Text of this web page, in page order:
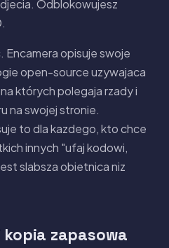
Odblokowujesz
Encamera opisuje swoje
open-source uzywajaca
których polegaja rzady i
na swojej stronie.
to dla kazdego, kto chce
innych "ufaj kodowi,
slabsza obietnica niz
zapasowa